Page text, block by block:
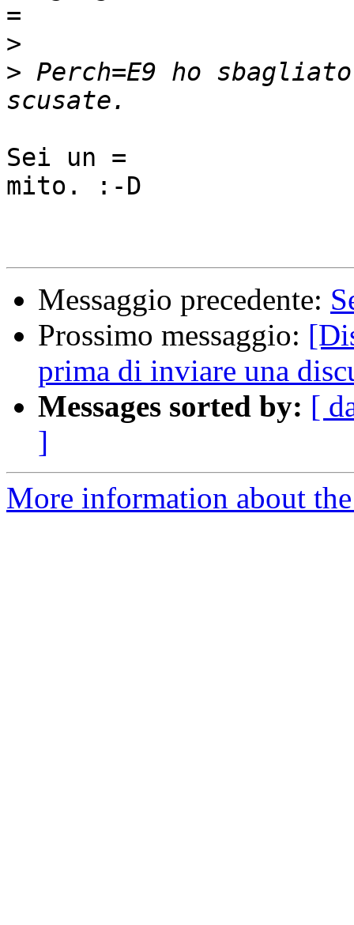
=
>
> Perch=E9 ho
Sei un =
mito. :-D
Messaggio precedente:
Prossimo messaggio:
prima di inviare una
Messages sorted by: [
]
More information about